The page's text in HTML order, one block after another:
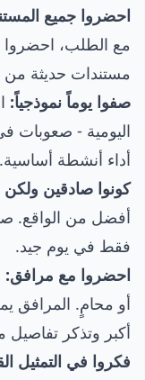
احضروا جميع
مع الطلب، احضروا
مستندات حديثة من
صفوا يوماً نموذجياً:
اليومية - صعوبات
أداء أنشطة أساسية.
كونوا صادقين ولكن
أفضل من الواقع.
فقط في يوم جيد.
احضروا مع مرافق:
أو محامٍ. المرافق
أكبر وتذكر تفاصيل
فكروا في التمثيل